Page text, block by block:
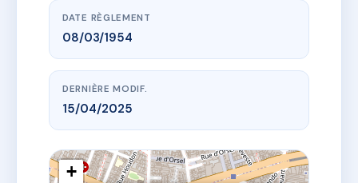
DATE RÈGLEMENT
08/03/1954
DERNIÈRE MODIF.
15/04/2025
+